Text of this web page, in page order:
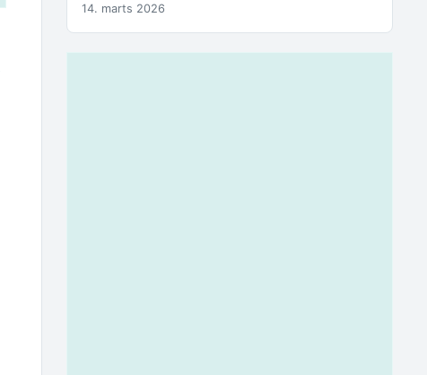
14. marts 2026